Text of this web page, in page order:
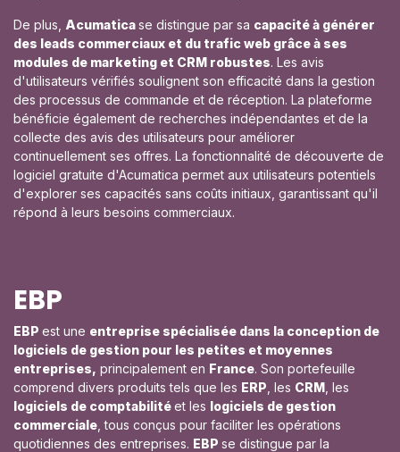
De plus, Acumaticase distingue par sa capacité à générer
des leads commerciaux et du trafic web grâce à ses
modules de marketing et CRM robustes. Les avis
d'utilisateurs vérifiés soulignent son efficacité dans la gestion
des processus de commande et de réception. La plateforme
bénéficie également de recherches indépendantes et de la
collecte des avis des utilisateurs pour améliorer
continuellement ses offres. La fonctionnalité de découverte de
logiciel gratuite d'Acumatica permet aux utilisateurs potentiels
d'explorer ses capacités sans coûts initiaux, garantissant qu'il
répond à leurs besoins commerciaux.
EBP
EBP est une entreprise spécialisée dans la conception de
logiciels de gestion pour les petites et moyennes
entreprises, principalement en France. Son portefeuille
comprend divers produits tels que les ERP , les CRM , les
logiciels de comptabilitéet les logiciels de gestion
commerciale , tous conçus pour faciliter les opérations
quotidiennes des entreprises. EBP se distingue par la